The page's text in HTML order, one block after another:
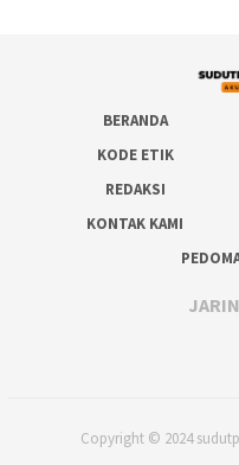
BERANDA
KODE ETIK
REDAKSI
KONTAK KAMI
Copyright © 2024